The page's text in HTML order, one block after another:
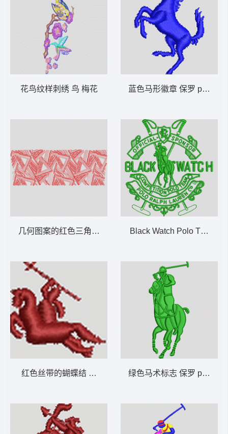
花鸟纹样刺绣 鸟 梅花
几何图案的红色三角形 抽象 几何
红色丝带的蝴蝶结 保罗 polo 骑马 男装
蓝色马形徽章 保罗 polo 骑
Black Watch Polo Team
绿色马术标志 保罗 polo 骑